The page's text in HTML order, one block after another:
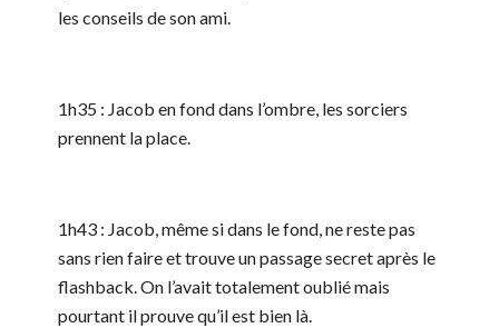
les conseils de son ami.
1h35 : Jacob en fond dans l’ombre, les sorciers
prennent la place.
1h43 : Jacob, même si dans le fond, ne reste pas
sans rien faire et trouve un passage secret après le
flashback. On l’avait totalement oublié mais
pourtant il prouve qu’il est bien là.